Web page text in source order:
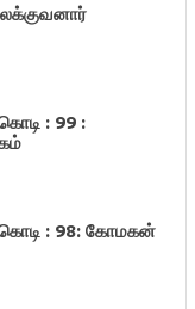
: 99 :
: 98: கோமகன்